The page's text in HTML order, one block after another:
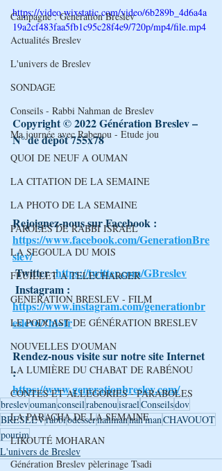
Campagne : Génération Breslev
Actualités Breslev
L'univers de Breslev
SONDAGE
Conseils - Rabbi Nahman de Breslev
Ma journée avec Rabenou - Etude jou
QUOI DE NEUF A OUMAN
LA CITATION DE LA SEMAINE
LA PHOTO DE LA SEMAINE
PAROLES DE RABBI ISRAEL
LA SEGOULA DU MOIS
FEUILLET A TELECHARGER
GENERATION BRESLEV - FILM
LE PODCAST DE GÉNÉRATION BRESLEV
NOUVELLES D'OUMAN
LA LUMIÈRE DU CHABAT DE RABÉNOU
CONTES ET ALLÉGORIES - PARABOLES
LA PARACHA DE LA SEMAINE
LIKOUTÉ MOHARAN
Génération Breslev pèlerinage Tsadi
https://video.wixstatic.com/video/6b289b_4d6a4a
19a2cf483faa5fb1c95c28f4e9/720p/mp4/file.mp4
Copyright © 2022 Génération Breslev –
N° de dépôt 755x78
Rejoignez-nous sur Facebook :
https://www.facebook.com/GenerationBre
slev/
Twitter :https://twitter.com/GBreslev
Instagram :
https://www.instagram.com/generationbr
eslev6/?hl=fr
Rendez-nous visite sur notre site Internet
:
https://www.generationbreslev.com/
breslevoumanconseilrabenouisraelConseilsdov
BRESLEVrabbiodessernahmannah'manCHAVOUOT
pourim
L'univers de Breslev